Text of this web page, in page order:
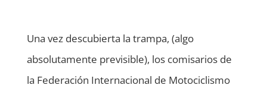
Una vez descubierta la trampa, (algo
absolutamente previsible), los comisarios de
la Federación Internacional de Motociclismo